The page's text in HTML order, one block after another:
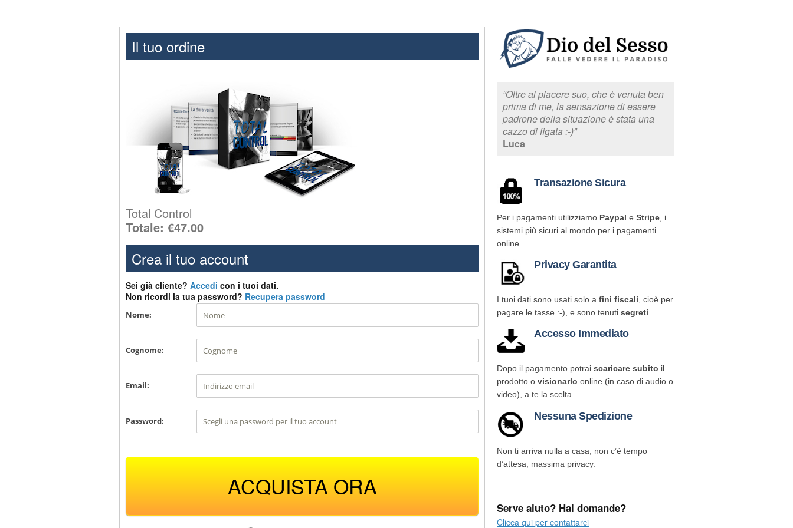
Il tuo ordine
Total Control
Totale: €47.00
Crea il tuo account
Sei già cliente? Accedi con i tuoi dati.
Non ricordi la tua password? Recupera password
Nome:
Cognome:
Email:
Password:
ACQUISTA ORA
“Oltre al piacere suo, che è venuta ben
prima di me, la sensazione di essere
padrone della situazione è stata una
cazzo di figata :-)”
Luca
Transazione Sicura
Per i pagamenti utilizziamo Paypal e Stripe , i
sistemi più sicuri al mondo per i pagamenti
online.
Privacy Garantita
I tuoi dati sono usati solo a fini fiscali , cioè per
pagare le tasse :-), e sono tenuti segreti
Accesso Immediato
Dopo il pagamento potrai scaricare subito il
prodotto o visionarlo online (in caso di audio o
video), a te la scelta
Nessuna Spedizione
Non ti arriva nulla a casa, non c’è tempo
d’attesa, massima privacy.
Serve aiuto? Hai domande?
Clicca qui per contattarci